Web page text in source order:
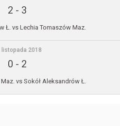
2 - 3
Ł. vs Lechia Tomaszów Maz.
listopada 2018
0 - 2
vs Sokół Aleksandrów Ł.